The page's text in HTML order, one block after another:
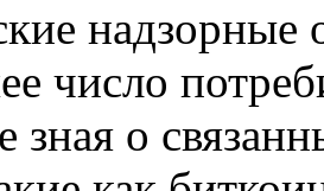
надзорные
число
зная о